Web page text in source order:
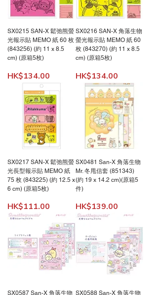
SX0215 SAN-X 鬆弛熊螢
光報示貼 MEMO 紙 60 枚
(843256) (約 11 x 8.5
cm) (原箱5枚)
價格
HK$134.00
SX0216 SAN-X 角落生物
螢光報示貼 MEMO 紙 60
枚 (843270) (約 11 x 8.5
cm) (原箱5枚)
價格
HK$134.00
SX0217 SAN-X 鬆弛熊螢
光長型報示貼 MEMO 紙
75 枚 (843225) (約 12.5 x
6 cm) (原箱5枚)
價格
HK$111.00
SX0481 San-X 角落生物
Mr. 冬甩信套 (851343)
(約 19 x 14.2 cm)(原箱5
件)
價格
HK$139.00
SX0587 San-X 角落生物 SX0588 San-X 角落生物